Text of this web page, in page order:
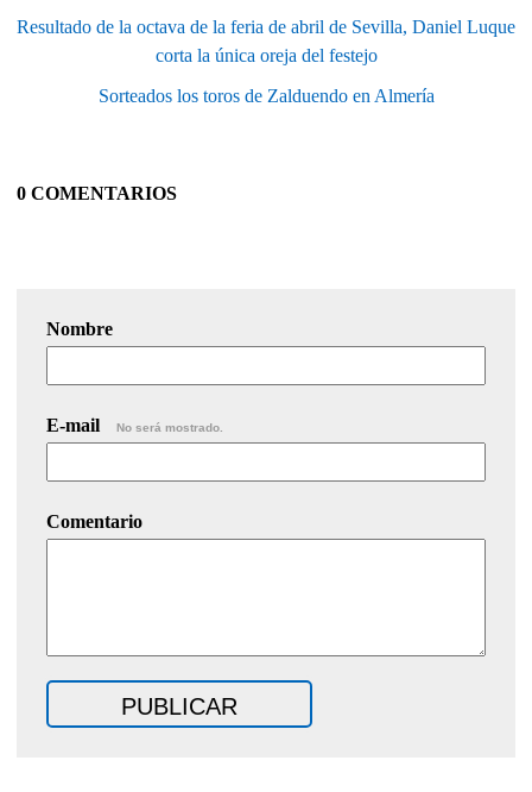
Resultado de la octava de la feria de abril de Sevilla, Daniel Luque
corta la única oreja del festejo
Sorteados los toros de Zalduendo en Almería
0 COMENTARIOS
Nombre
E-mail No será mostrado.
Comentario